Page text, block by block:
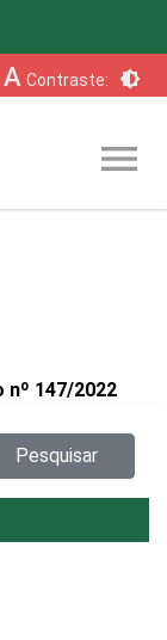
A Contraste: brightness_6
menu
nº 147/2022
Pesquisar